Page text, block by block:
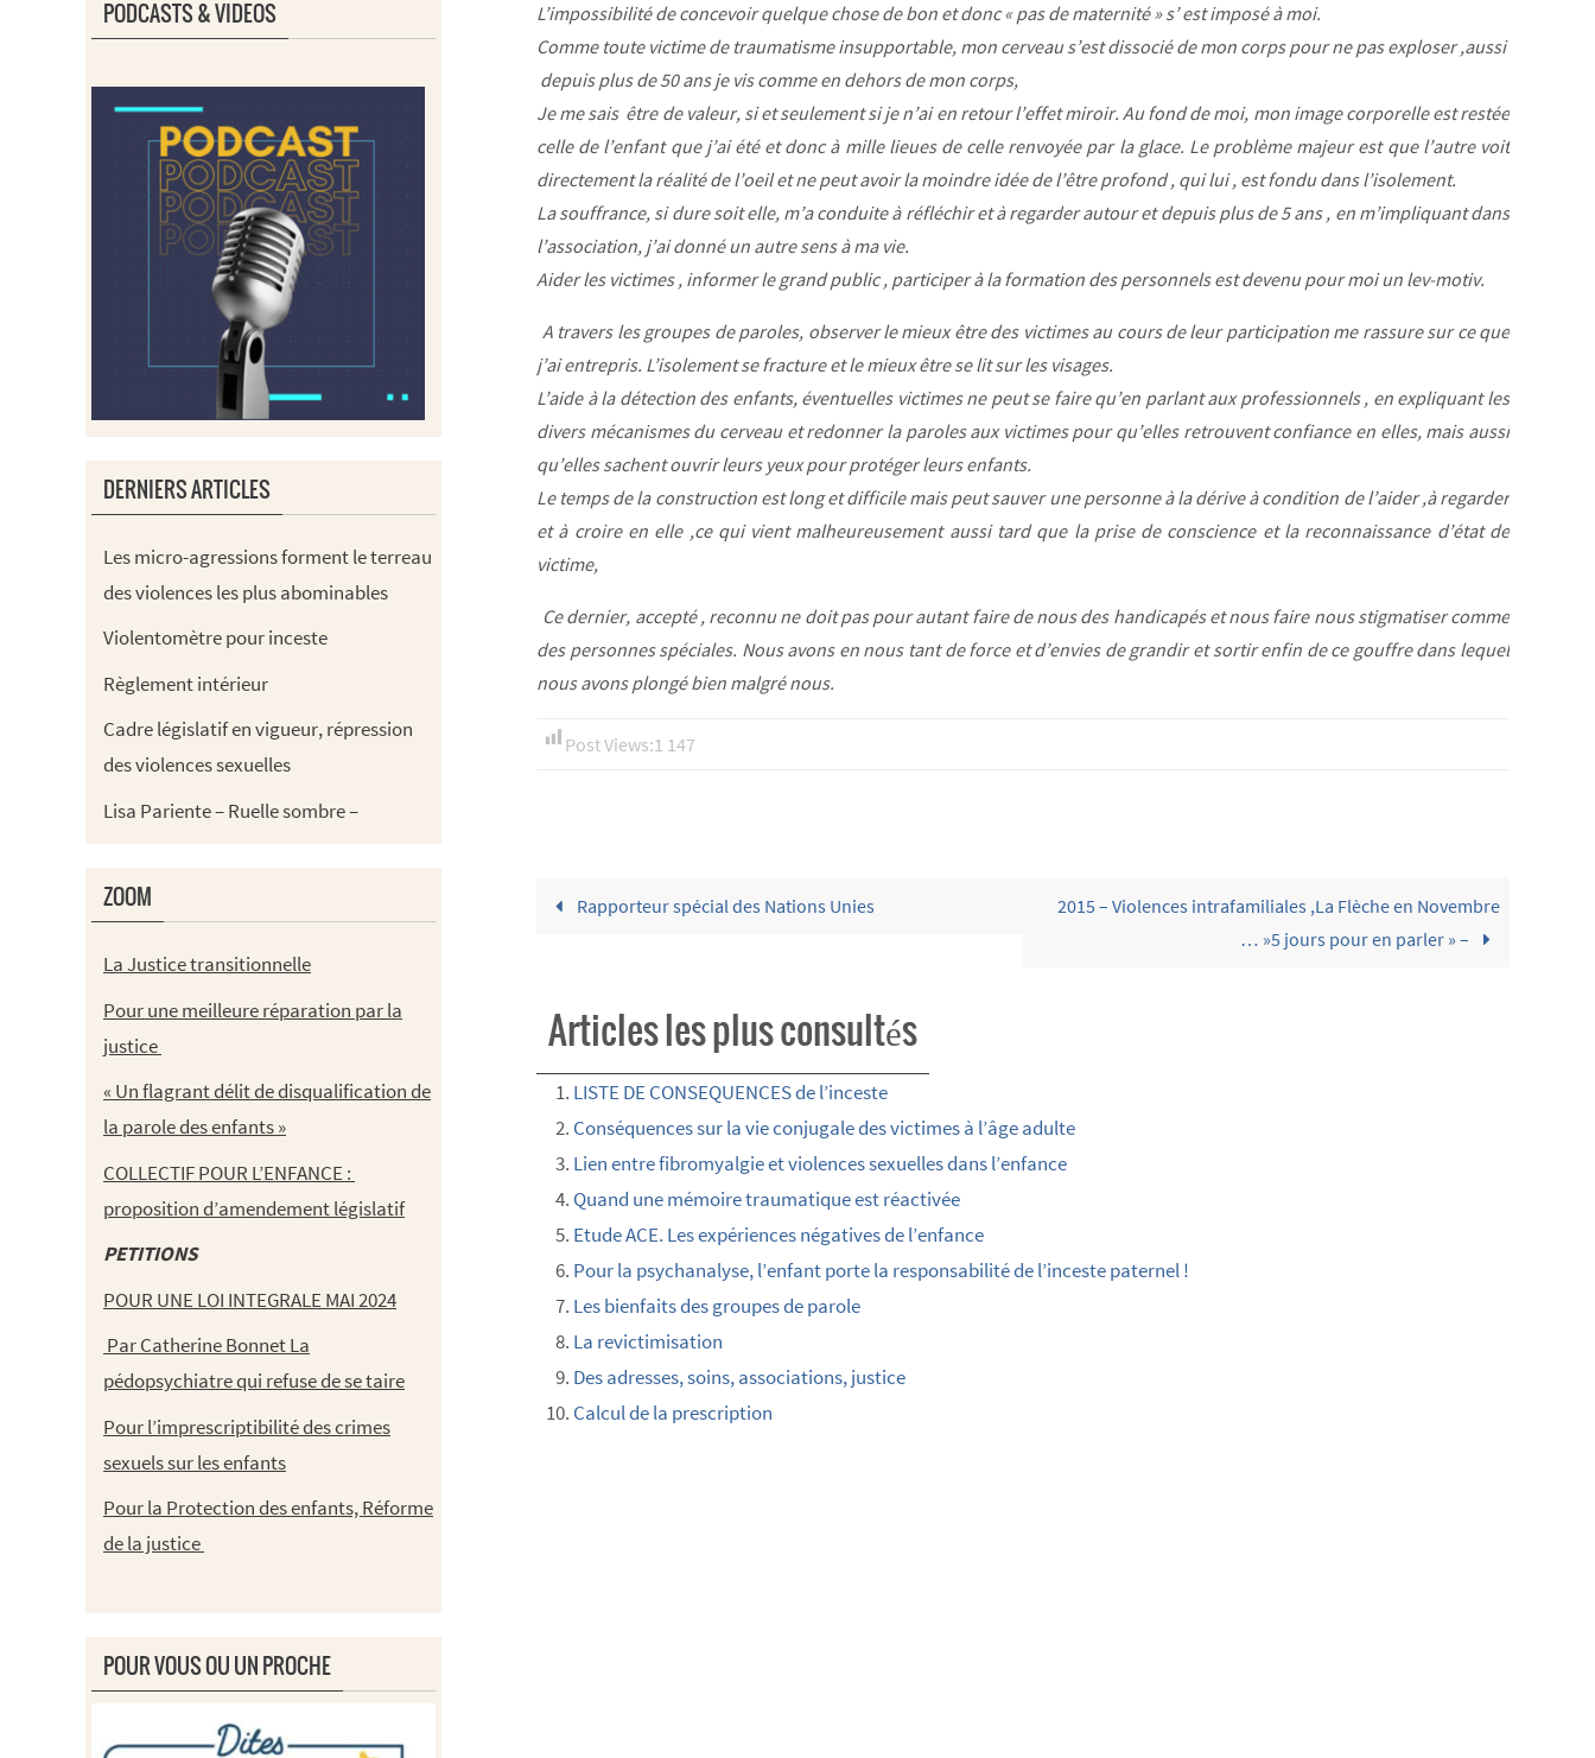
L’impossibilité de concevoir quelque chose de bon et donc « pas de maternité » s’ est imposé à moi.
Comme toute victime de traumatisme insupportable, mon cerveau s’est dissocié de mon corps pour ne pas exploser ,aussi
depuis plus de 50 ans je vis comme en dehors de mon corps,
Je me sais être de valeur, si et seulement si je n’ai en retour l’effet miroir. Au fond de moi, mon image corporelle est restée
celle de l’enfant que j’ai été et donc à mille lieues de celle renvoyée par la glace. Le problème majeur est que l’autre voit
directement la réalité de l’oeil et ne peut avoir la moindre idée de l’être profond , qui lui , est fondu dans l’isolement.
La souffrance, si dure soit elle, m’a conduite à réfléchir et à regarder autour et depuis plus de 5 ans , en m’impliquant dans
l’association, j’ai donné un autre sens à ma vie.
Aider les victimes , informer le grand public , participer à la formation des personnels est devenu pour moi un lev-motiv.
A travers les groupes de paroles, observer le mieux être des victimes au cours de leur participation me rassure sur ce que
j’ai entrepris. L’isolement se fracture et le mieux être se lit sur les visages.
L’aide à la détection des enfants, éventuelles victimes ne peut se faire qu’en parlant aux professionnels , en expliquant les
divers mécanismes du cerveau et redonner la paroles aux victimes pour qu’elles retrouvent confiance en elles, mais aussi
qu’elles sachent ouvrir leurs yeux pour protéger leurs enfants.
Le temps de la construction est long et difficile mais peut sauver une personne à la dérive à condition de l’aider ,à regarder
et à croire en elle ,ce qui vient malheureusement aussi tard que la prise de conscience et la reconnaissance d’état de
victime,
Ce dernier, accepté , reconnu ne doit pas pour autant faire de nous des handicapés et nous faire nous stigmatiser comme
des personnes spéciales. Nous avons en nous tant de force et d’envies de grandir et sortir enfin de ce gouffre dans lequel
nous avons plongé bien malgré nous.
Post Views:1 147
Rapporteur spécial des Nations Unies
2015 – Violences intrafamiliales ,La Flèche en Novembre
… »5 jours pour en parler » –
Articles les plus consultés
LISTE DE CONSEQUENCES de l’inceste
Conséquences sur la vie conjugale des victimes à l’âge adulte
Lien entre fibromyalgie et violences sexuelles dans l’enfance
Quand une mémoire traumatique est réactivée
Etude ACE. Les expériences négatives de l’enfance
Pour la psychanalyse, l’enfant porte la responsabilité de l’inceste paternel !
Les bienfaits des groupes de parole
La revictimisation
Des adresses, soins, associations, justice
Calcul de la prescription
PODCASTS & VIDEOS
DERNIERS ARTICLES
Les micro-agressions forment le terreau
des violences les plus abominables
Violentomètre pour inceste
Règlement intérieur
Cadre législatif en vigueur, répression
des violences sexuelles
Lisa Pariente – Ruelle sombre –
ZOOM
La Justice transitionnelle
Pour une meilleure réparation par la
justice
« Un flagrant délit de disqualification de
la parole des enfants »
COLLECTIF POUR L’ENFANCE :
proposition d’amendement législatif
PETITIONS
POUR UNE LOI INTEGRALE MAI 2024
Par Catherine Bonnet La
pédopsychiatre qui refuse de se taire
Pour l’imprescriptibilité des crimes
sexuels sur les enfants
Pour la Protection des enfants, Réforme
de la justice
POUR VOUS OU UN PROCHE